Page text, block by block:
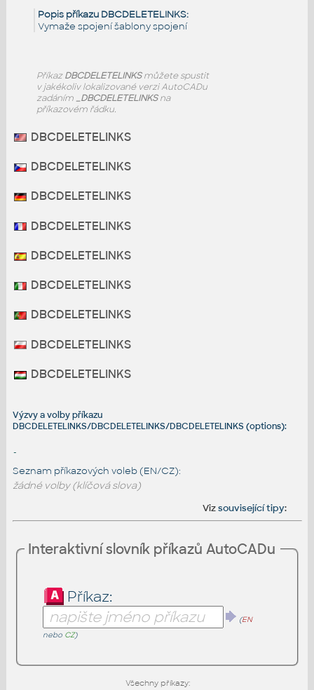
Popis příkazu DBCDELETELINKS:
Vymaže spojení šablony spojení
PříkazDBCDELETELINKSmůžete spustit
v jakékoliv lokalizované verzi AutoCADu
zadáním _DBCDELETELINKSna
příkazovém řádku.
DBCDELETELINKS
DBCDELETELINKS
DBCDELETELINKS
DBCDELETELINKS
DBCDELETELINKS
DBCDELETELINKS
DBCDELETELINKS
DBCDELETELINKS
DBCDELETELINKS
Výzvy a volby příkazu
DBCDELETELINKS/DBCDELETELINKS/DBCDELETELINKS (options):
-
Seznam příkazových voleb (EN/CZ):
žádné volby (klíčová slova)
Vizsouvisející tipy:
Interaktivní slovník příkazů AutoCADu
Příkaz:
(EN
nebo CZ)
Všechny příkazy: